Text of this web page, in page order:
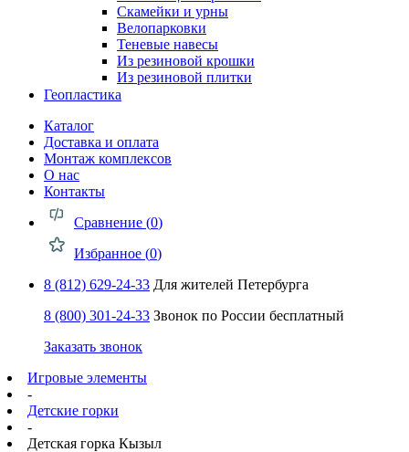
Скамейки и урны
Велопарковки
Теневые навесы
Из резиновой крошки
Из резиновой плитки
Геопластика
Каталог
Доставка и оплата
Монтаж комплексов
О нас
Контакты
Сравнение (0)
Избранное (0)
8 (812) 629-24-33 Для жителей Петербурга
8 (800) 301-24-33 Звонок по России бесплатный
Заказать звонок
Игровые элементы
-
Детские горки
-
Детская горка Кызыл